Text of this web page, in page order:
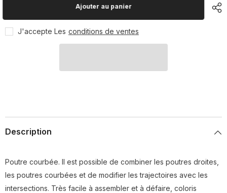
d&#39;équilibre
courbée
(L&#39;unité)
d&#39;équilibre
courbée
(L&#39;unité)
Ajouter au panier
J'accepte Les conditions de ventes
Description
Poutre courbée. Il est possible de combiner les poutres droites,
les poutres courbées et de modifier les trajectoires avec les
intersections. Très facile à assembler et à défaire, coloris